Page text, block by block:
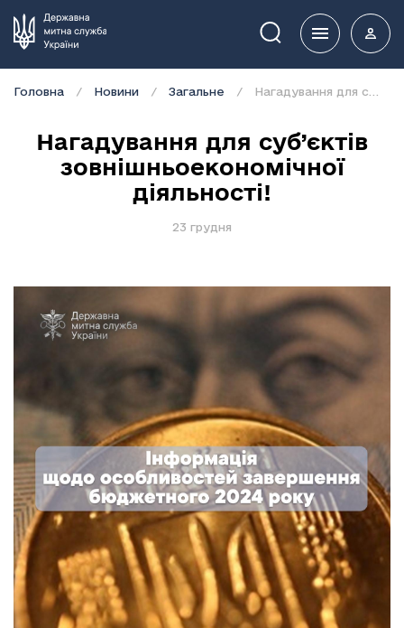
Пошук
Головна Новини Загальне
Нагадування для суб’єктів
зовнішньоекономічної
діяльності!
23 грудня